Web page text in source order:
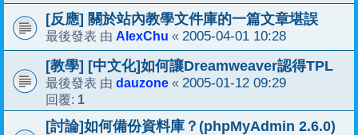
[反應] 關於站內教學文件庫的一篇文章堪誤
最後發表 由 AlexChu « 2005-04-01 10:28
[教學] [中文化]如何讓Dreamweaver認得TPL
最後發表 由 dauzone « 2005-01-12 09:29
回覆: 1
[討論]如何備份資料庫？(phpMyAdmin 2.6.0)